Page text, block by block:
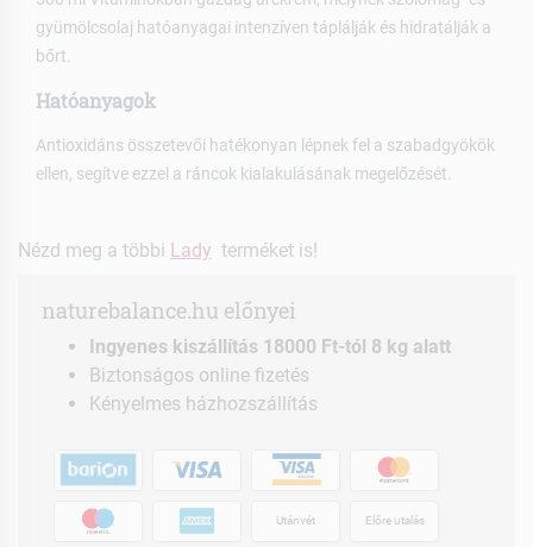
gyümölcsolaj hatóanyagai intenzíven táplálják és hidratálják a
bőrt.
Hatóanyagok
Antioxidáns összetevői hatékonyan lépnek fel a szabadgyökök
ellen, segítve ezzel a ráncok kialakulásának megelőzését.
Nézd meg a többi Lady terméket is!
naturebalance.hu előnyei
Ingyenes kiszállítás 18000 Ft-tól 8 kg alatt
Biztonságos online fizetés
Kényelmes házhozszállítás
Utánvét Előre utalás